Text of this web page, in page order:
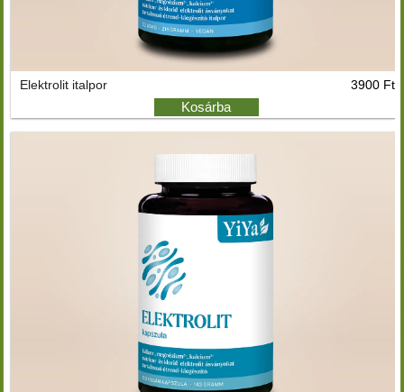
Elektrolit italpor 3900 Ft
Kosárba